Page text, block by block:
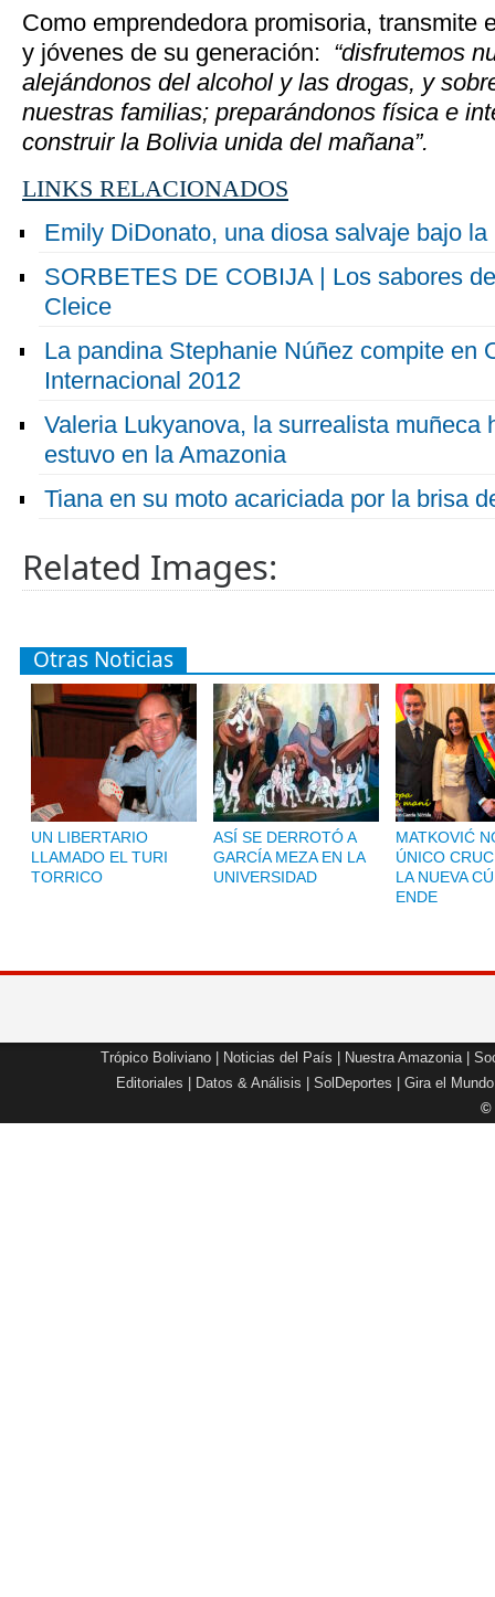
Como emprendedora promisoria, transmite
y jóvenes de su generación: “disfrutemos
alejándonos del alcohol y las drogas, y
nuestras familias; preparándonos física e
construir la Bolivia unida del mañana”.
LINKS RELACIONADOS
Emily DiDonato, una diosa salvaje bajo
SORBETES DE COBIJA | Los sabores
Cleice
La pandina Stephanie Núñez compite en
Internacional 2012
Valeria Lukyanova, la surrealista muñeca
estuvo en la Amazonia
Tiana en su moto acariciada por la brisa
Related Images:
Otras Noticias
UN LIBERTARIO
LLAMADO EL TURI
TORRICO
ASÍ SE DERROTÓ A
GARCÍA MEZA EN LA
UNIVERSIDAD
MATKOVIĆ
ÚNICO
LA NUEVA
ENDE
Trópico Boliviano Noticias del País Nuestra Amazonia|
Editoriales
Datos & Análisis SolDeportes Gira el Mundo
©